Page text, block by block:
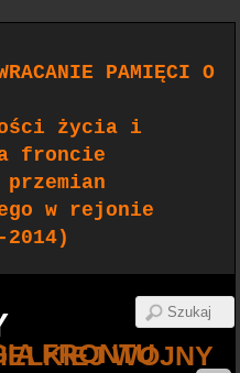
PAMIĘCI O
życia i
froncie
w rejonie
WIELKIEJ WOJNY